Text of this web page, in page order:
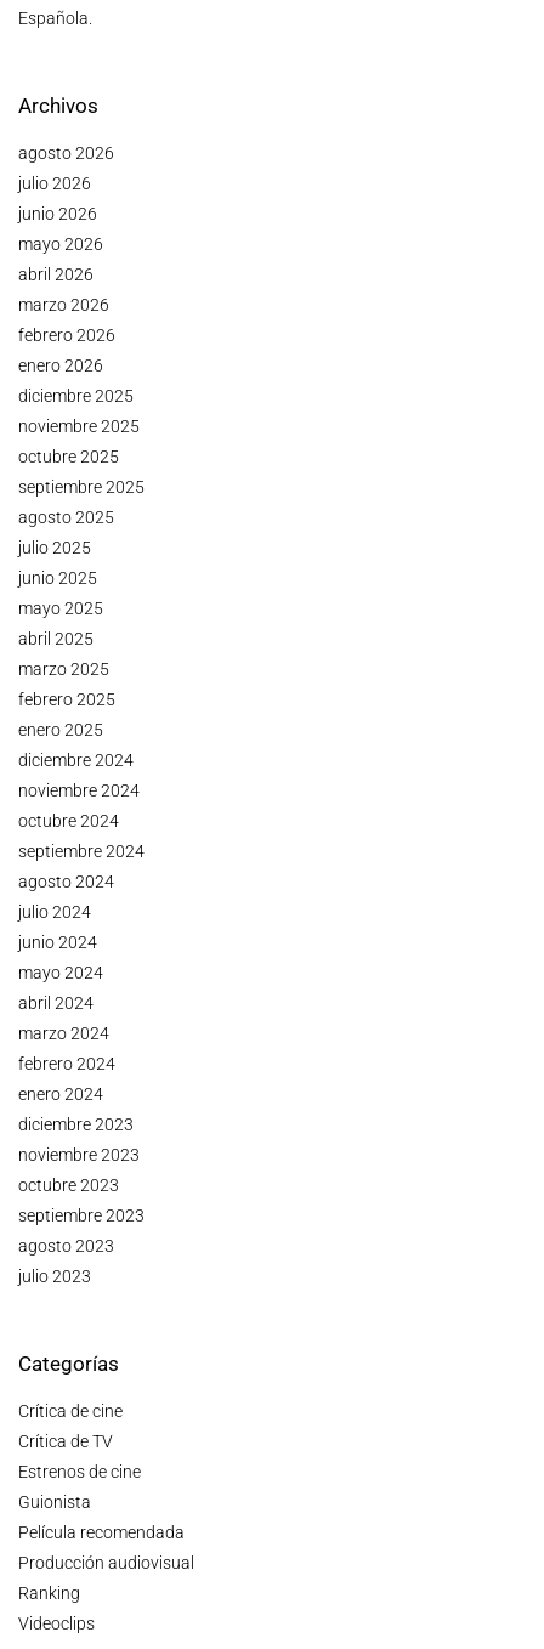
Española.
Archivos
agosto 2026
julio 2026
junio 2026
mayo 2026
abril 2026
marzo 2026
febrero 2026
enero 2026
diciembre 2025
noviembre 2025
octubre 2025
septiembre 2025
agosto 2025
julio 2025
junio 2025
mayo 2025
abril 2025
marzo 2025
febrero 2025
enero 2025
diciembre 2024
noviembre 2024
octubre 2024
septiembre 2024
agosto 2024
julio 2024
junio 2024
mayo 2024
abril 2024
marzo 2024
febrero 2024
enero 2024
diciembre 2023
noviembre 2023
octubre 2023
septiembre 2023
agosto 2023
julio 2023
Categorías
Crítica de cine
Crítica de TV
Estrenos de cine
Guionista
Película recomendada
Producción audiovisual
Ranking
Videoclips